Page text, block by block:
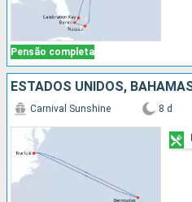
Pensão completa
ESTADOS UNIDOS,
Carnival Sunshine 8 d